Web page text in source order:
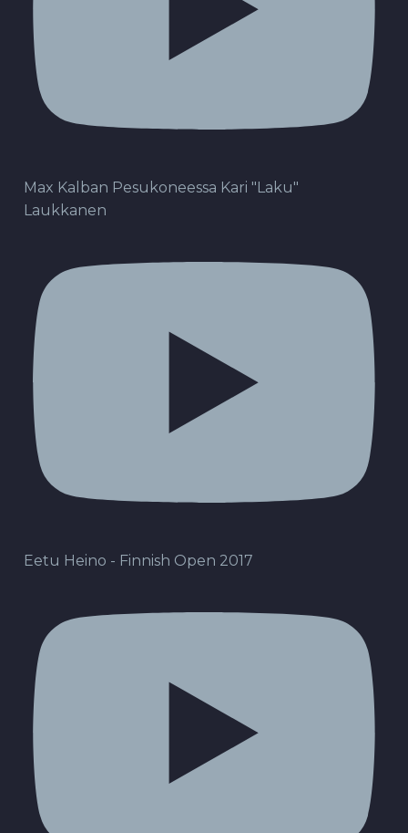
Max Kalban Pesukoneessa Kari "Laku"
Laukkanen
Eetu Heino - Finnish Open 2017